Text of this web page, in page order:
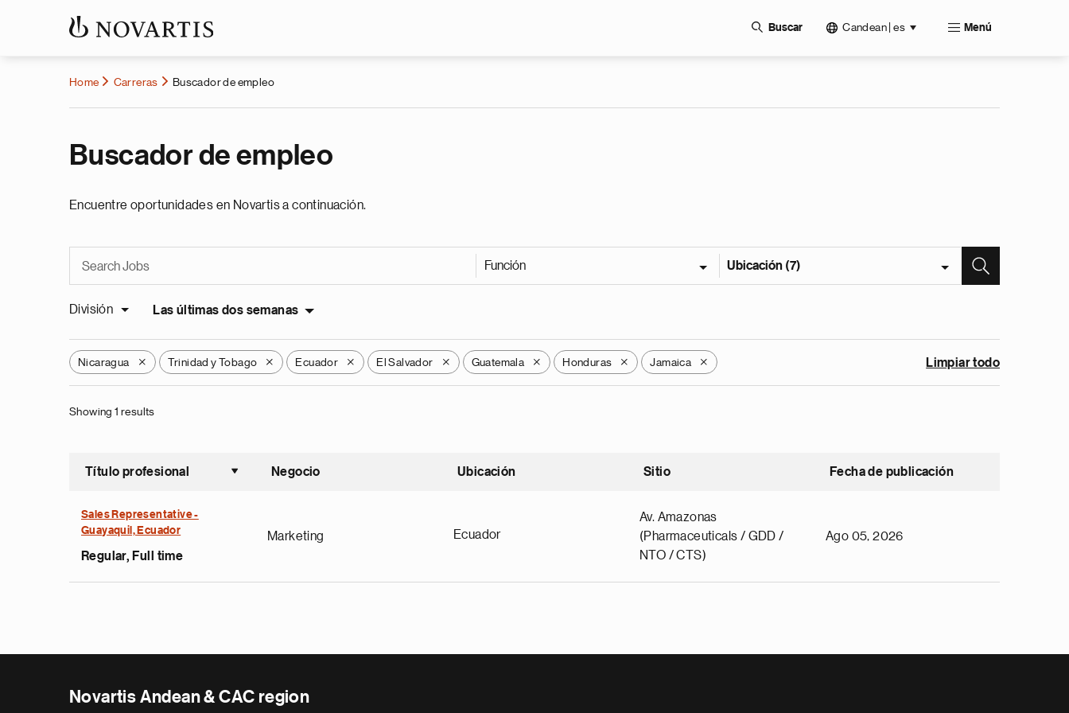
Buscar Candean | es Menú
Home Carreras Buscador de empleo
Buscador de empleo
Encuentre oportunidades en Novartis a continuación.
Función Ubicación (7)
División Las últimas dos semanas
Nicaragua X Trinidad y Tobago X Ecuador X El Salvador X Guatemala X Honduras X Jamaica X Limpiar todo
Showing 1 results
Título profesional
Ordenar ascendente
Negocio Ubicación Sitio Fecha de publicación
Sales Representative -
Guayaquil, Ecuador
Regular, Full time
Marketing Ecuador
Av. Amazonas
(Pharmaceuticals / GDD /
NTO / CTS)
Ago 05, 2026
Novartis Andean & CAC region